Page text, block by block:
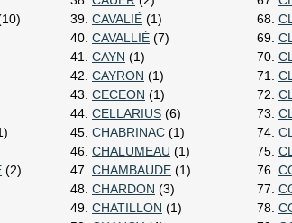
(2)
39. CAVALIÉ (1)
40. CAVALLIÉ (7)
41. CAYN (1)
42. CAYRON (1)
43. CECEON (1)
44. CELLARIUS (6)
45. CHABRINAC (1)
46. CHALUMEAU (1)
47. CHAMBAUDE (1)
48. CHARDON (3)
49. CHATILLON (1)
68.
69.
70.
71.
72.
73.
74.
75.
76.
77.
78.